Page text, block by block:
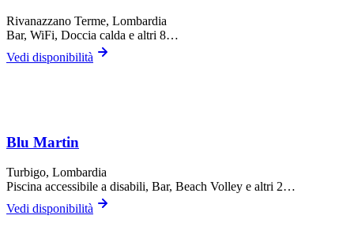
Rivanazzano Terme, Lombardia
Bar, WiFi, Doccia calda e altri 8…
Vedi disponibilità
Blu Martin
Turbigo, Lombardia
Piscina accessibile a disabili, Bar, Beach Volley e altri 2…
Vedi disponibilità